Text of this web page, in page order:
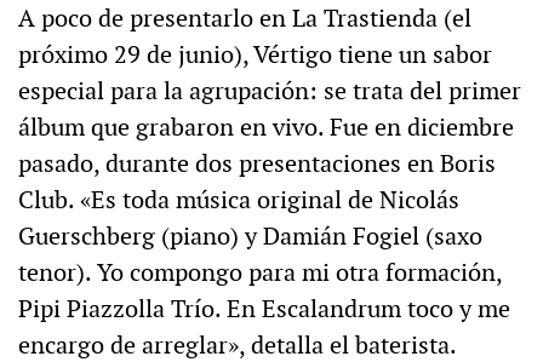
A poco de presentarlo en La Trastienda (el
próximo 29 de junio), Vértigo tiene un sabor
especial para la agrupación: se trata del primer
álbum que grabaron en vivo. Fue en diciembre
pasado, durante dos presentaciones en Boris
Club. «Es toda música original de Nicolás
Guerschberg (piano) y Damián Fogiel (saxo
tenor). Yo compongo para mi otra formación,
Pipi Piazzolla Trío. En Escalandrum toco y me
encargo de arreglar», detalla el baterista.